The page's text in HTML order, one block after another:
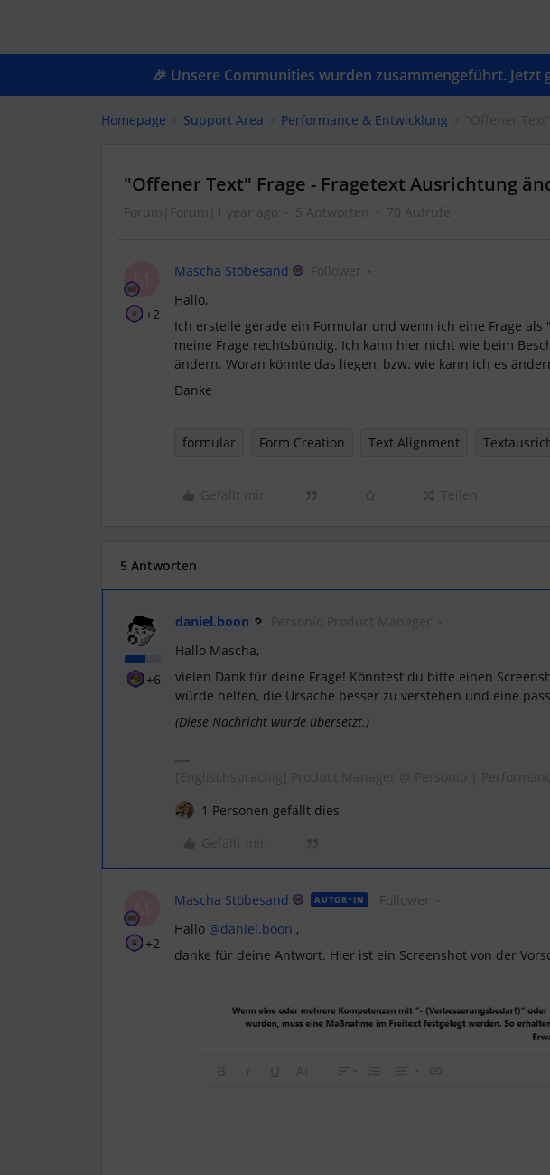
🎉 Unsere Communities wurden zusammengeführt.
Homepage Support Area Performance & Entwicklung
"Offener Text" Frage - Fragetext Ausrichtung
Forum|Forum|1 year ago 5 Antworten 70 Aufrufe
M
+2
Mascha Stöbesand
Follower
Hallo,
Ich erstelle gerade ein Formular und wenn ich eine Frage als
meine Frage rechtsbündig. Ich kann hier nicht wie beim
ändern. Woran könnte das liegen, bzw. wie kann ich es
Danke
formular Form Creation Text Alignment
Gefällt mir Teilen
5 Antworten
+6
daniel.boon
Hallo Mascha,
vielen Dank für deine Frage! Könntest du bitte einen
würde helfen, die Ursache besser zu verstehen und eine
(Diese Nachricht wurde übersetzt.)
1 Personen gefällt dies
M
+2
Mascha Stöbesand AUTOR*IN Follower
Hallo ​ @daniel.boon ,
danke für deine Antwort. Hier ist ein Screenshot von der